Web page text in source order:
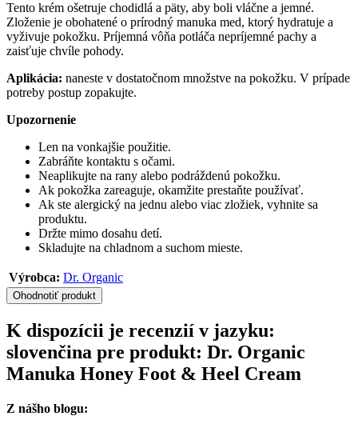
Tento krém ošetruje chodidlá a päty, aby boli vláčne a jemné.
Zloženie je obohatené o prírodný manuka med, ktorý hydratuje a
vyživuje pokožku. Príjemná vôňa potláča nepríjemné pachy a
zaisťuje chvíle pohody.
Aplikácia: naneste v dostatočnom množstve na pokožku. V prípade
potreby postup zopakujte.
Upozornenie
Len na vonkajšie použitie.
Zabráňte kontaktu s očami.
Neaplikujte na rany alebo podráždenú pokožku.
Ak pokožka zareaguje, okamžite prestaňte používať.
Ak ste alergický na jednu alebo viac zložiek, vyhnite sa
produktu.
Držte mimo dosahu detí.
Skladujte na chladnom a suchom mieste.
Výrobca: Dr. Organic
Ohodnotiť produkt
K dispozícii je recenzií v jazyku:
slovenčina pre produkt: Dr. Organic
Manuka Honey Foot & Heel Cream
Z nášho blogu: